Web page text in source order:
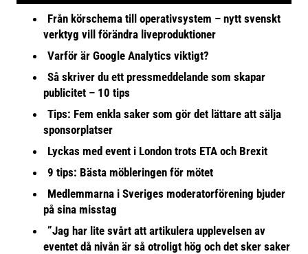
Från körschema till operativsystem – nytt svenskt
verktyg vill förändra liveproduktioner
Varför är Google Analytics viktigt?
Så skriver du ett pressmeddelande som skapar
publicitet – 10 tips
Tips: Fem enkla saker som gör det lättare att sälja
sponsorplatser
Lyckas med event i London trots ETA och Brexit
9 tips: Bästa möbleringen för mötet
Medlemmarna i Sveriges moderatorförening bjuder
på sina misstag
”Jag har lite svårt att artikulera upplevelsen av
eventet då nivån är så otroligt hög och det sker saker